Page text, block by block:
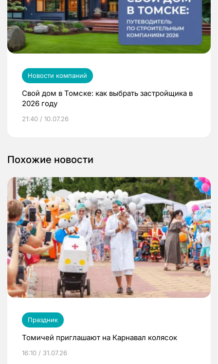
Новости компаний
Свой дом в Томске: как выбрать застройщика в
2026 году
21:40 / 10.07.26
Похожие новости
Праздник
Томичей приглашают на Карнавал колясок
16:10 / 31.07.26